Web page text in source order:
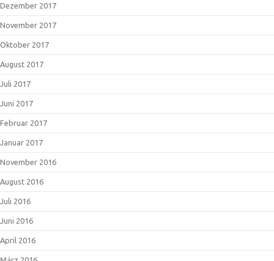
Dezember 2017
November 2017
Oktober 2017
August 2017
Juli 2017
Juni 2017
Februar 2017
Januar 2017
November 2016
August 2016
Juli 2016
Juni 2016
April 2016
März 2016